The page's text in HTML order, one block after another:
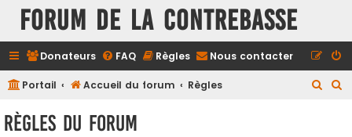
FORUM DE LA CONTREBASSE
Donateurs FAQ Règles Nous contacter
Portail Accueil du forum Règles
Règles du forum